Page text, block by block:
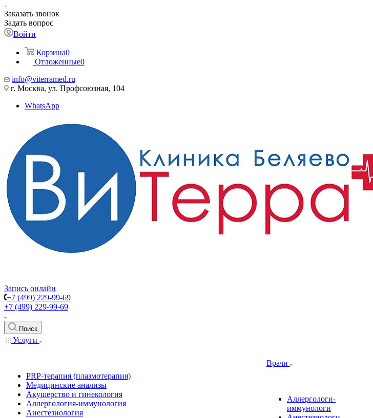
Заказать звонок
Задать вопрос
Войти
Корзина0
Отложенные0
info@viterramed.ru
г. Москва, ул. Профсоюзная, 104
WhatsApp
Запись онлайн
+7 (499) 229-99-69
+7 (499) 229-99-69
Поиск
Услуги
PRP-терапия (плазмотерапия)
Медицинские анализы
Акушерство и гинекология
Аллергология-иммунология
Анестезиология
Врачи
Аллергологи-
иммунологи